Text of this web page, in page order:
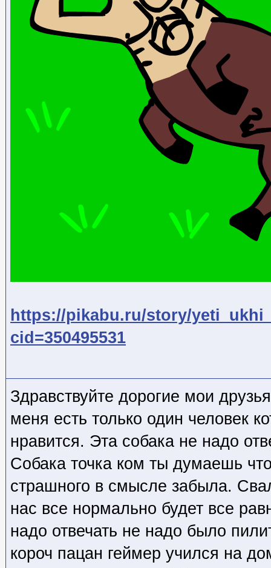
https://pikabu.ru/story/
cid=350495531
Здравствуйте дорогие мои
меня есть только один человек
нравится. Эта собака не надо
Собака точка ком ты думаешь
страшного в смысле забыла.
нас все нормально будет все
надо отвечать не надо было
короч пацан геймер учился на